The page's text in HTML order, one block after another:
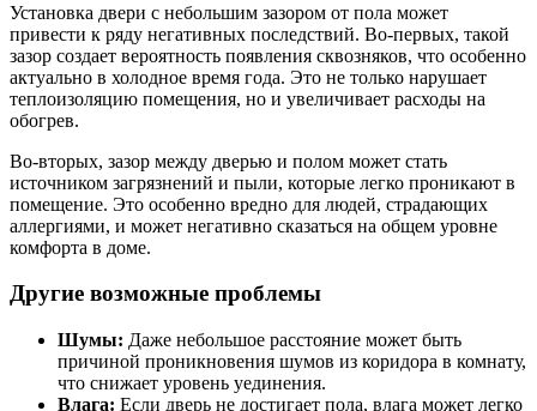
Установка двери с небольшим зазором от пола может
привести к ряду негативных последствий. Во-первых, такой
зазор создает вероятность появления сквозняков, что особенно
актуально в холодное время года. Это не только нарушает
теплоизоляцию помещения, но и увеличивает расходы на
обогрев.
Во-вторых, зазор между дверью и полом может стать
источником загрязнений и пыли, которые легко проникают в
помещение. Это особенно вредно для людей, страдающих
аллергиями, и может негативно сказаться на общем уровне
комфорта в доме.
Другие возможные проблемы
Шумы: Даже небольшое расстояние может быть
причиной проникновения шумов из коридора в комнату,
что снижает уровень уединения.
Влага: Если дверь не достигает пола, влага может легко